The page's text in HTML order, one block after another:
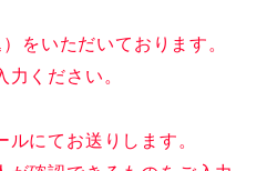
をいただいております。
ください。
にてお送りします。